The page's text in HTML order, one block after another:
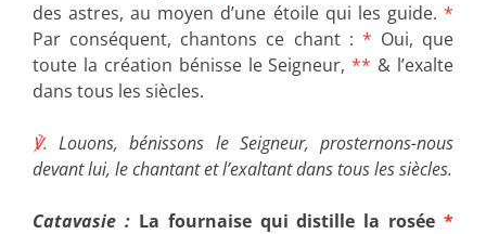
des astres, au moyen d’une étoile qui les guide. *
Par conséquent, chantons ce chant : * Oui, que
toute la création bénisse le Seigneur,** & l’exalte
dans tous les siècles.
℣. Louons, bénissons le Seigneur, prosternons-nous
devant lui, le chantant et l’exaltant dans tous les siècles.
Catavasie :La fournaise qui distille la rosée *